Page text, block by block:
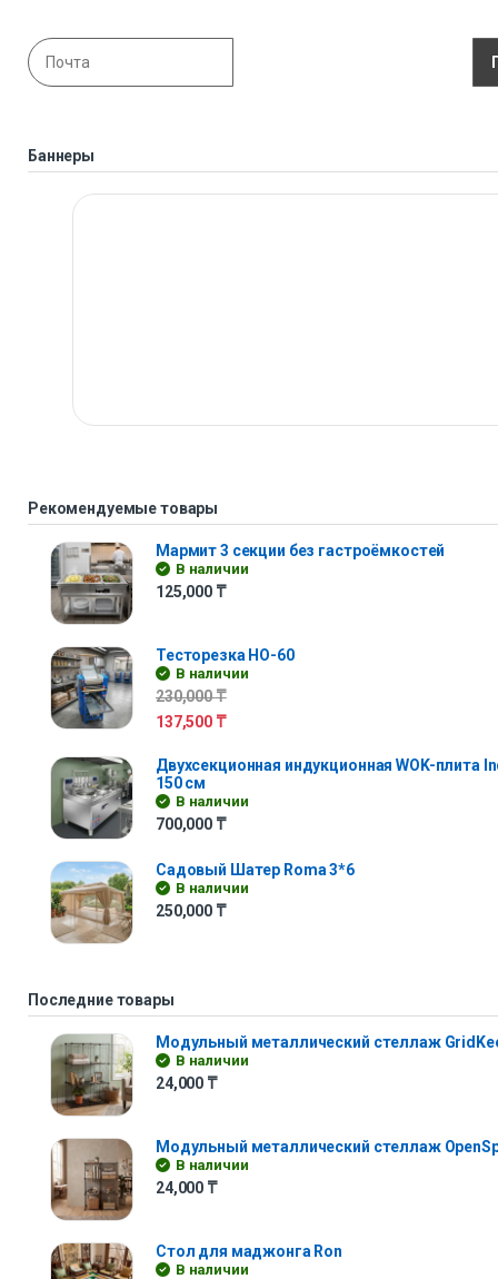
Баннеры
Рекомендуемые товары
Мармит 3 секции без гастроёмкостей
В наличии
125,000 ₸
Тесторезка HO-60
В наличии
230,000₸
137,500 ₸
Двухсекционная индукционная WOK-плита
150 см
В наличии
700,000 ₸
Садовый Шатер Roma 3*6
В наличии
250,000 ₸
Последние товары
Модульный металлический стеллаж
В наличии
24,000 ₸
Модульный металлический стеллаж
В наличии
24,000 ₸
Стол для маджонга Ron
В наличии